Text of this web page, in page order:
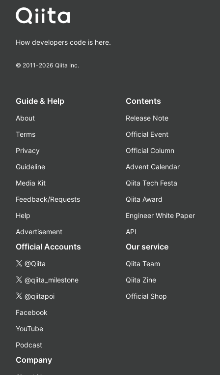
How developers code is here.
© 2011-2026 Qiita Inc.
Guide & Help
About
Terms
Privacy
Guideline
Media Kit
Feedback/Requests
Help
Advertisement
Contents
Release Note
Official Event
Official Column
Advent Calendar
Qiita Tech Festa
Qiita Award
Engineer White Paper
API
Official Accounts
@Qiita
@qiita_milestone
@qiitapoi
Facebook
YouTube
Podcast
Our service
Qiita Team
Qiita Zine
Official Shop
Company